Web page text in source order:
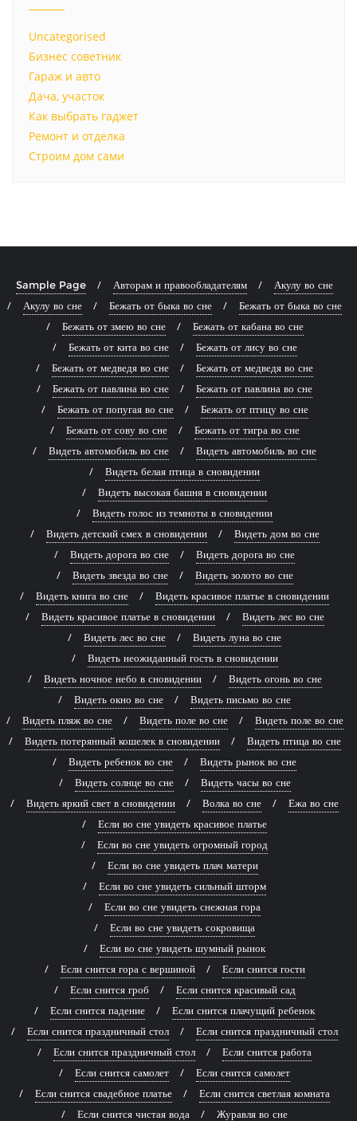
Uncategorised
Бизнес советник
Гараж и авто
Дача, участок
Как выбрать гаджет
Ремонт и отделка
Строим дом сами
Sample Page Авторам и правообладателям
Акулу во сне
Акулу во сне
Бежать от быка во сне
Бежать от быка во сне
Бежать от змею во сне
Бежать от кабана во сне
Бежать от кита во сне
Бежать от лису во сне
Бежать от медведя во сне
Бежать от медведя во сне
Бежать от павлина во сне
Бежать от павлина во сне
Бежать от попугая во сне
Бежать от птицу во сне
Бежать от сову во сне
Бежать от тигра во сне
Видеть автомобиль во сне
Видеть автомобиль во сне
Видеть белая птица в сновидении
Видеть высокая башня в сновидении
Видеть голос из темноты в сновидении
Видеть детский смех в сновидении
Видеть дом во сне
Видеть дорога во сне
Видеть дорога во сне
Видеть звезда во сне
Видеть золото во сне
Видеть книга во сне
Видеть красивое платье в сновидении
Видеть красивое платье в сновидении
Видеть лес во сне
Видеть лес во сне
Видеть луна во сне
Видеть неожиданный гость в сновидении
Видеть ночное небо в сновидении
Видеть огонь во сне
Видеть окно во сне
Видеть письмо во сне
Видеть пляж во сне
Видеть поле во сне
Видеть поле во сне
Видеть потерянный кошелек в сновидении
Видеть птица во сне
Видеть ребенок во сне
Видеть рынок во сне
Видеть солнце во сне
Видеть часы во сне
Видеть яркий свет в сновидении
Волка во сне
Ежа во сне
Если во сне увидеть красивое платье
Если во сне увидеть огромный город
Если во сне увидеть плач матери
Если во сне увидеть сильный шторм
Если во сне увидеть снежная гора
Если во сне увидеть сокровища
Если во сне увидеть шумный рынок
Если снится гора с вершиной
Если снится гости
Если снится гроб
Если снится красивый сад
Если снится падение
Если снится плачущий ребенок
Если снится праздничный стол
Если снится праздничный стол
Если снится праздничный стол
Если снится работа
Если снится самолет
Если снится самолет
Если снится свадебное платье
Если снится светлая комната
Если снится чистая вода
Журавля во сне